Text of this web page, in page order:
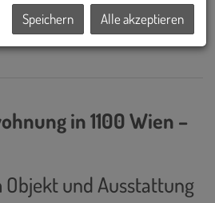
in 1100 Wien –
und Ausstattung
Speichern Alle akzeptieren